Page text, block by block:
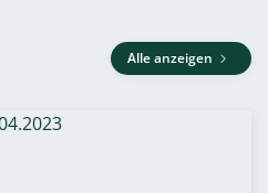
Alle anzeigen